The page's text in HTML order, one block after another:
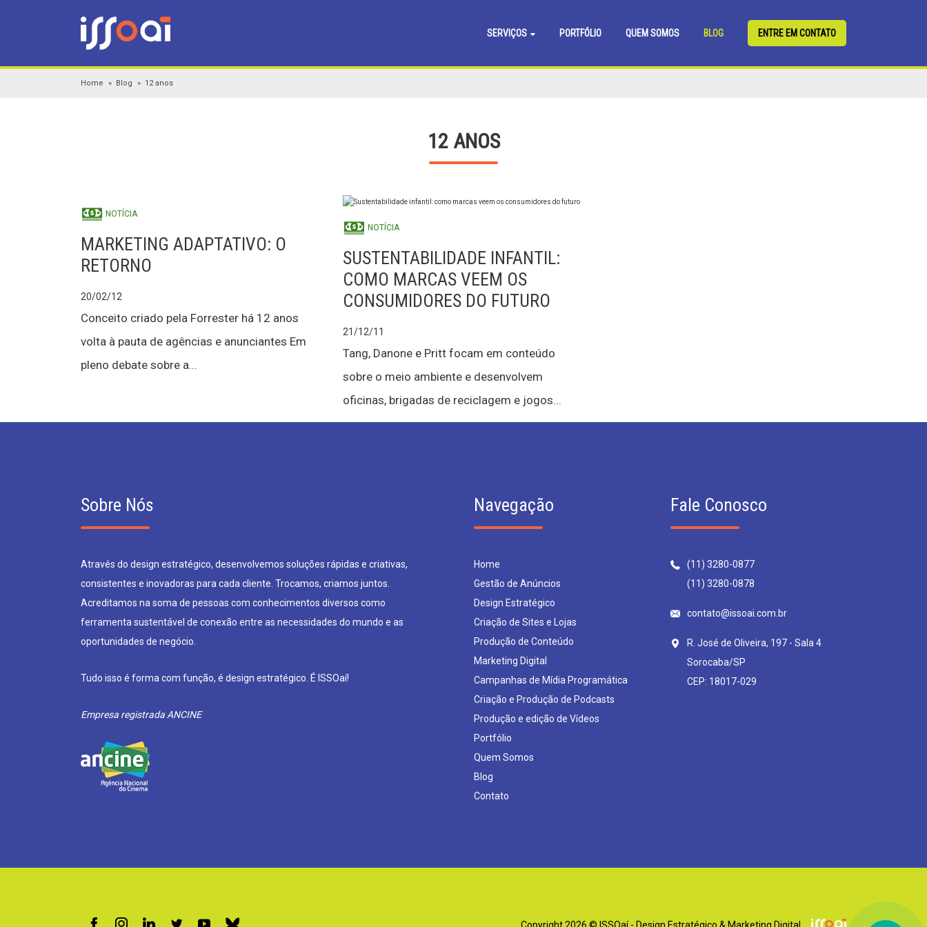
SERVIÇOS PORTFÓLIO QUEM SOMOS BLOG ENTRE EM CONTATO
Home Blog 12 anos
12 ANOS
NOTÍCIA
MARKETING ADAPTATIVO: O
RETORNO
20/02/12
Conceito criado pela Forrester há 12 anos
volta à pauta de agências e anunciantes Em
pleno debate sobre a...
NOTÍCIA
SUSTENTABILIDADE INFANTIL:
COMO MARCAS VEEM OS
CONSUMIDORES DO FUTURO
21/12/11
Tang, Danone e Pritt focam em conteúdo
sobre o meio ambiente e desenvolvem
oficinas, brigadas de reciclagem e jogos...
Sobre Nós
Através do design estratégico, desenvolvemos soluções rápidas e criativas,
consistentes e inovadoras para cada cliente. Trocamos, criamos juntos.
Acreditamos na soma de pessoas com conhecimentos diversos como
ferramenta sustentável de conexão entre as necessidades do mundo e as
oportunidades de negócio.
Tudo isso é forma com função, é design estratégico. É ISSOaí!
Empresa registrada ANCINE
Navegação
Home
Gestão de Anúncios
Design Estratégico
Criação de Sites e Lojas
Produção de Conteúdo
Marketing Digital
Campanhas de Mídia Programática
Criação e Produção de Podcasts
Produção e edição de Vídeos
Portfólio
Quem Somos
Blog
Contato
Fale Conosco
(11) 3280-0877
(11) 3280-0878
contato@issoai.com.br
R. José de Oliveira, 197 - Sala 4
Sorocaba/SP
CEP: 18017-029